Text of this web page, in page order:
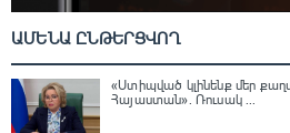
ԱՄԵՆԱ ԸՆԹԵՐՑՎՈՂ
«Ստիպված կլինենք մեր
Հայաստան»․ Ռուսակ ...